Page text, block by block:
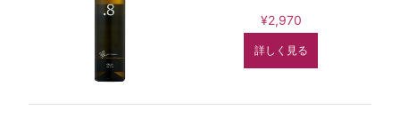
¥2,970
詳しく見る